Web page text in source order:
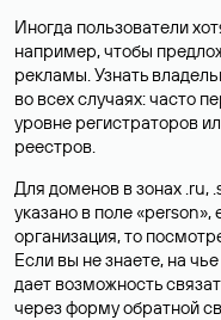
Иногда пользователи
например, чтобы
рекламы. Узнать
во всех случаях: часто
уровне регистраторов
реестров.
Для доменов в зонах .ru,
указано в поле
организация, то
Если вы не знаете, на
дает возможность
через форму обратной